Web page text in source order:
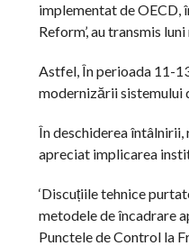
implementat de OECD,
Reform’, au transmis
Astfel, În perioada 11-
modernizării sistemului
În deschiderea întâlnirii,
apreciat implicarea
‘Discuțiile tehnice
metodele de încadrare
Punctele de Control la